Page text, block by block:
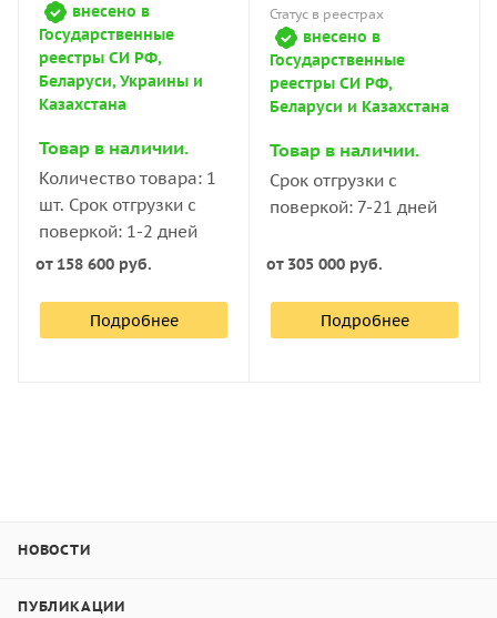
распространения ультразвука.
Компания «Восток-7» предлагает купить склерометры
по доступной цене. Характеристики приборов,
информация о поверке и внесении в Госреестр СИ РФ
указаны в карточке товара. Есть доставка курьерской
службой по России и в другие страны и самовывоз из
офиса в Москве.
внесено в
Государственные
реестры СИ РФ,
Беларуси, Украины и
Казахстана
Товар в наличии.
Количество товара: 1
шт. Срок отгрузки с
поверкой: 1-2 дней
от 158 600 руб.
Подробнее
Статус в реестрах
внесено в
Государственные
реестры СИ РФ,
Беларуси и Казахстана
Товар в наличии.
Срок отгрузки с
поверкой: 7-21 дней
от 305 000 руб.
Подробнее
НОВОСТИ
ПУБЛИКАЦИИ